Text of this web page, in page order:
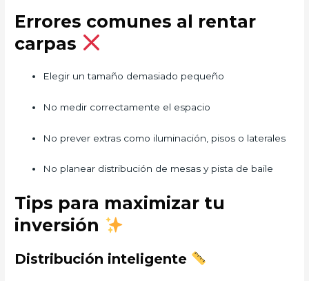
Errores comunes al rentar
carpas
Elegir un tamaño demasiado pequeño
No medir correctamente el espacio
No prever extras como iluminación, pisos o laterales
No planear distribución de mesas y pista de baile
Tips para maximizar tu
inversión
Distribución inteligente